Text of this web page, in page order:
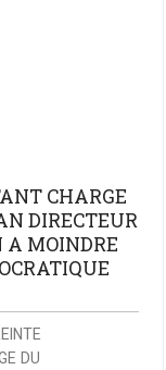
CHARGE
DIRECTEUR
A MOINDRE
DU